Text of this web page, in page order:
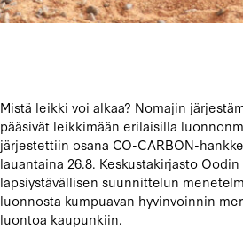
Mistä leikki voi alkaa? Nomajin
pääsivät leikkimään erilaisilla
järjestettiin osana CO-CARBON-
lauantaina 26.8. Keskustakirjasto
lapsiystävällisen suunnittelun
luonnosta kumpuavan hyvinvoinnin
luontoa kaupunkiin.